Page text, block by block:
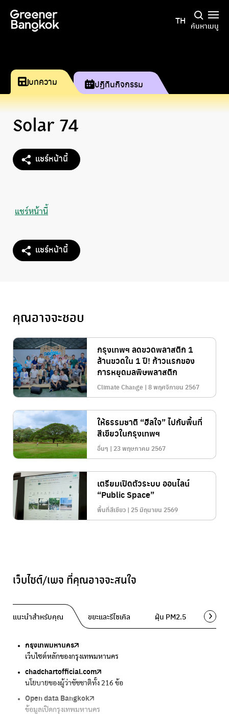
TH ค้นหาเมนู
บทความ ปฏิทินกิจกรรม
Solar 74
แชร์หน้านี้
แชร์หน้านี้
แชร์หน้านี้
คุณอาจจะชอบ
กรุงเทพฯ​ ลดขวดพลาสติก 1
ล้านขวดใน 1 ปี! ก้าวแรกของ
การหยุดมลพิษพลาสติก
Climate Change | 8 พฤศจิกายน 2567
ให้ธรรมชาติ “ฮีลใจ” ไปกับพื้นที่
สีเขียวในกรุงเทพฯ
อื่นๆ | 23 พฤษภาคม 2567
เตรียมเปิดตัวระบบ ออนไลน์
“Public Space”
พื้นที่สีเขียว | 25 มิถุนายน 2569
เว็บไซต์/เพจ ที่คุณอาจจะสนใจ
แนะนำสำหรับคุณ ขยะและรีไซเคิล ฝุ่น PM2.5 พื้นที่สี
กรุงเทพมหานคร
เว็บไซต์หลักของกรุงเทพมหานคร
chadchartofficial.com
นโยบายของผู้ว่าชัชชาติทั้ง 216 ข้อ
Open data Bangkok
ข้อมูลเปิดกรุงเทพมหานคร
Traffy Fondue
แจ้งปัญหาขยะ เพื่อให้หน่วยงานแก้ไข
BKK Zero Waste
กรุงเทพฯไม่เทรวม
ลุงซาเล้งกับขยะที่หายไป
เริ่มแยกขยะตั้งแต่วันนี้ เดี๋ยวลุงสอนให้
Traffy Fondue
แจ้งปัญหาฝุ่น เพื่อให้หน่วยงานแก้ไข
Airbkk
รายงานคุณภาพอากาศในกรุงเทพมหานคร
Air4Thai
ตรวจสอบสภาพอากาศรอบตัวคุณง่ายๆ
Bangkok Trees
ความคืบหน้าโครงการต้นไม้ล้านต้น
Greener Bangkok 2030
โครงการเพิ่มพื้นที่สีเขียวภายในปี 2030
We park
เครือข่ายพัฒนาเมืองและชุมชนสุขภาวะ
DCCE
กรมการเปลี่ยนแปลงสภาพภูมิอากาศและสิ่งแวดล้อม
BangkokStories
เรื่องราวในกรุงเทพโดยครีเอเตอร์
กรมควบคุมมลพิษ
แหล่งข้อมูลเกี่ยวกับมาตรฐานคุณภาพอากาศ น้ำ และเสียง